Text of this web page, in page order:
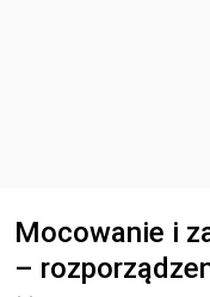
Mocowanie i
–